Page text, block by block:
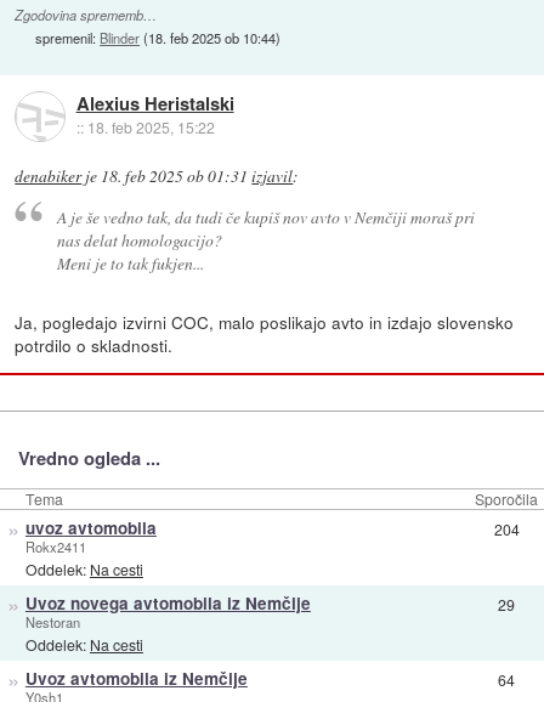
Zgodovina sprememb…
spremenil: Blinder(18. feb 2025 ob 10:44)
Alexius Heristalski
:: 18. feb 2025, 15:22
denabikerje 18. feb 2025 ob 01:31 izjavil:
A je še vedno tak, da tudi če kupiš nov avto v Nemčiji moraš pri
nas delat homologacijo?
Meni je to tak fukjen...
Ja, pogledajo izvirni COC, malo poslikajo avto in izdajo slovensko
potrdilo o skladnosti.
Vredno ogleda ...
Tema Sporočila
» uvoz avtomobila
Rokx2411
Oddelek: Na cesti
204
» Uvoz novega avtomobila iz Nemčije
Nestoran
Oddelek: Na cesti
29
» Uvoz avtomobila iz Nemčije
Y0sh1
64